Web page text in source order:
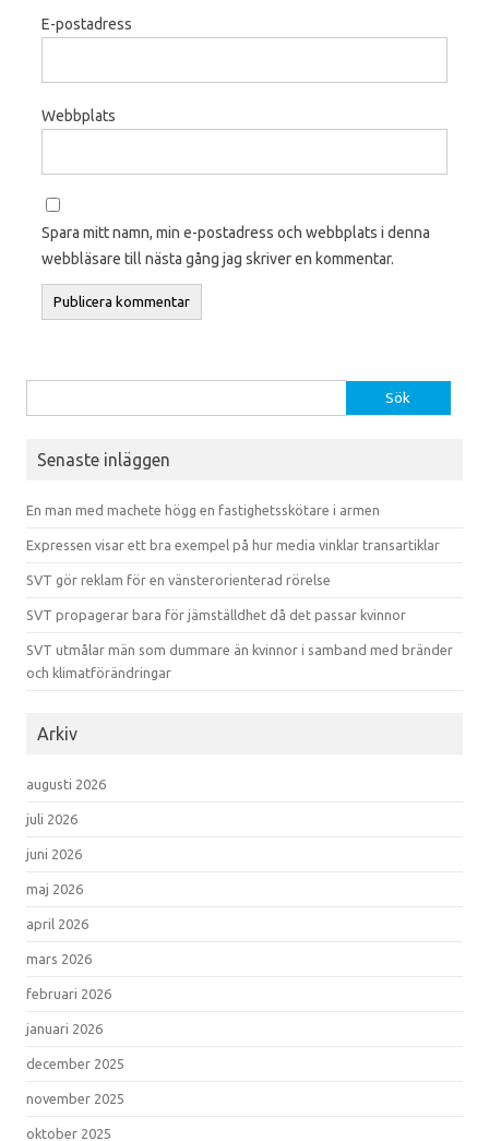
E-postadress
Webbplats
Spara mitt namn, min e-postadress och webbplats i denna
webbläsare till nästa gång jag skriver en kommentar.
Senaste inläggen
En man med machete högg en fastighetsskötare i armen
Expressen visar ett bra exempel på hur media vinklar transartiklar
SVT gör reklam för en vänsterorienterad rörelse
SVT propagerar bara för jämställdhet då det passar kvinnor
SVT utmålar män som dummare än kvinnor i samband med bränder
och klimatförändringar
Arkiv
augusti 2026
juli 2026
juni 2026
maj 2026
april 2026
mars 2026
februari 2026
januari 2026
december 2025
november 2025
oktober 2025